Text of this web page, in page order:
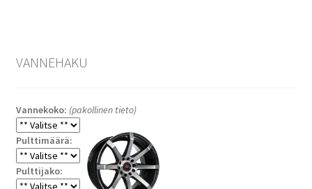
VANNEHAKU
Vannekoko: (pakollinen tieto)
Pulttimäärä:
Pulttijako: